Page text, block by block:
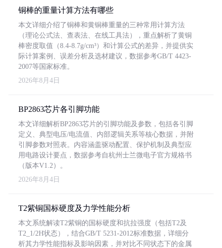
铜棒的重量计算方法有哪些
本文详细介绍了铜棒和黄铜棒重量的三种常用计算方法
（理论公式法、查表法、在线工具法），重点解析了黄铜
棒密度取值（8.4-8.7g/cm³）和计算公式的差异，并提供实
际计算案例、误差分析及选材建议，数据参考GB/T 4423-
2007等国家标准。
2026年8月4日
BP2863芯片各引脚功能
本文详细解析BP2863芯片的引脚功能及参数，包括各引脚
定义、典型电压/电流值、内部逻辑关系等核心数据，并附
引脚参数对照表。内容涵盖驱动配置、保护机制及典型应
用电路设计要点，数据参考自杭州士兰微电子官方规格书
（版本V1.2）。
2026年8月4日
T2紫铜国标硬度及力学性能分析
本文系统解读T2紫铜的国标硬度和抗拉强度（包括T2及
T2_1/2H状态），结合GB/T 5231-2012标准数据，详细分
析其力学性能指标及影响因素，并对比不同状态下的金属